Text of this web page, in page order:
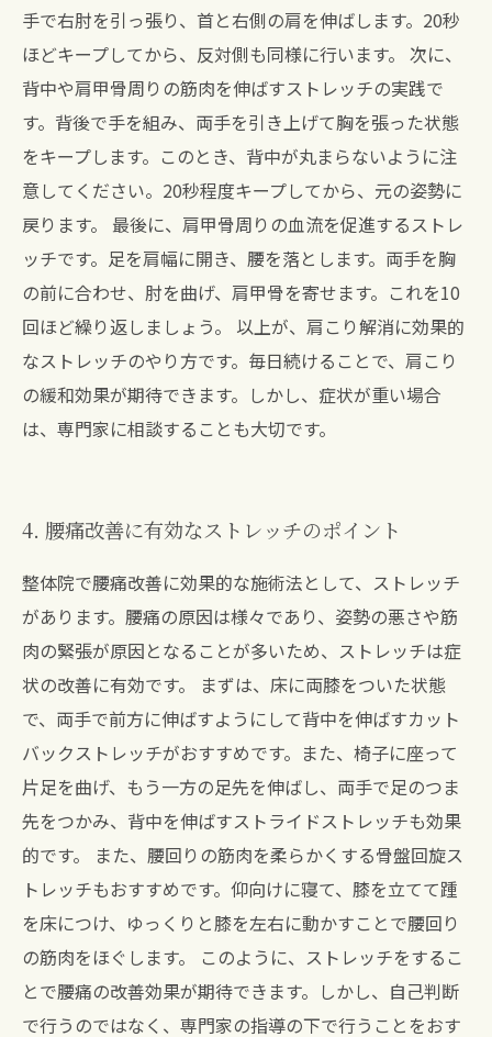
手で右肘を引っ張り、首と右側の肩を伸ばします。20秒
ほどキープしてから、反対側も同様に行います。 次に、
背中や肩甲骨周りの筋肉を伸ばすストレッチの実践で
す。背後で手を組み、両手を引き上げて胸を張った状態
をキープします。このとき、背中が丸まらないように注
意してください。20秒程度キープしてから、元の姿勢に
戻ります。 最後に、肩甲骨周りの血流を促進するストレ
ッチです。足を肩幅に開き、腰を落とします。両手を胸
の前に合わせ、肘を曲げ、肩甲骨を寄せます。これを10
回ほど繰り返しましょう。 以上が、肩こり解消に効果的
なストレッチのやり方です。毎日続けることで、肩こり
の緩和効果が期待できます。しかし、症状が重い場合
は、専門家に相談することも大切です。
4. 腰痛改善に有効なストレッチのポイント
整体院で腰痛改善に効果的な施術法として、ストレッチ
があります。腰痛の原因は様々であり、姿勢の悪さや筋
肉の緊張が原因となることが多いため、ストレッチは症
状の改善に有効です。 まずは、床に両膝をついた状態
で、両手で前方に伸ばすようにして背中を伸ばすカット
バックストレッチがおすすめです。また、椅子に座って
片足を曲げ、もう一方の足先を伸ばし、両手で足のつま
先をつかみ、背中を伸ばすストライドストレッチも効果
的です。 また、腰回りの筋肉を柔らかくする骨盤回旋ス
トレッチもおすすめです。仰向けに寝て、膝を立てて踵
を床につけ、ゆっくりと膝を左右に動かすことで腰回り
の筋肉をほぐします。 このように、ストレッチをするこ
とで腰痛の改善効果が期待できます。しかし、自己判断
で行うのではなく、専門家の指導の下で行うことをおす